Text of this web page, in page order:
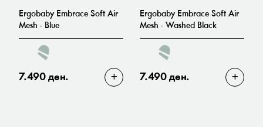
Ergobaby Embrace Soft Air
Mesh - Blue
7.490 ден.
Ergobaby Embrace Soft Air
Mesh - Washed Black
7.490 ден.